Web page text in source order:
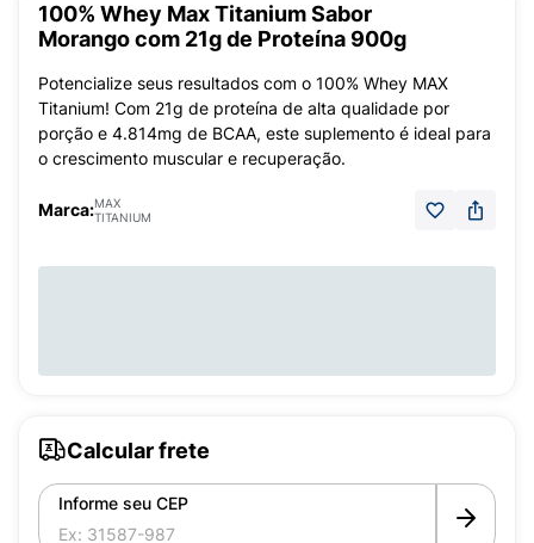
100% Whey Max Titanium Sabor
Morango com 21g de Proteína 900g
Potencialize seus resultados com o 100% Whey MAX
Titanium! Com 21g de proteína de alta qualidade por
porção e 4.814mg de BCAA, este suplemento é ideal para
o crescimento muscular e recuperação.
Marca:MAX
TITANIUM
Calcular frete
Informe seu CEP